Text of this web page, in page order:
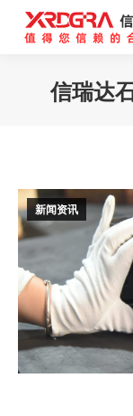
信瑞达
新闻资讯